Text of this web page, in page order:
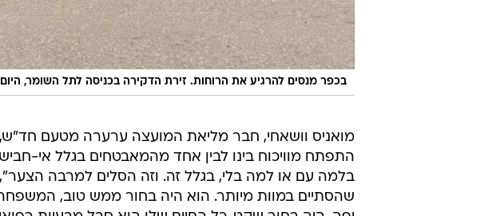
בכפר מנסים להרגיע את הרוחות. זירת הדקירה בכניסה לתל השומר, היום
מואניס וושאחי, חבר מליאת המועצה ערערה מטעם חד"ש,
התפתח מוויכוח בינו לבין אחד מהמאבטחים בגלל אי-
בלמה עם או למה בלי, בגלל זה. וזה הסלים למרבה
שהסתיים במוות מיותר. הוא היה בחור ממש טוב,